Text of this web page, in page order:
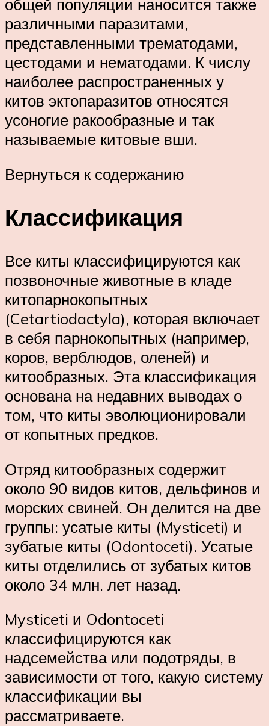
общей популяции наносится также
различными паразитами,
представленными трематодами,
цестодами и нематодами. К числу
наиболее распространенных у
китов эктопаразитов относятся
усоногие ракообразные и так
называемые китовые вши.
Вернуться к содержанию
Классификация
Все киты классифицируются как
позвоночные животные в кладе
китопарнокопытных
(Cetartiodactyla), которая включает
в себя парнокопытных (например,
коров, верблюдов, оленей) и
китообразных. Эта классификация
основана на недавних выводах о
том, что киты эволюционировали
от копытных предков.
Отряд китообразных содержит
около 90 видов китов, дельфинов и
морских свиней. Он делится на две
группы: усатые киты (Mysticeti) и
зубатые киты (Odontoceti). Усатые
киты отделились от зубатых китов
около 34 млн. лет назад.
Mysticeti и Odontoceti
классифицируются как
надсемейства или подотряды, в
зависимости от того, какую систему
классификации вы
рассматриваете.